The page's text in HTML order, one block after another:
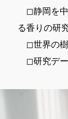
◻︎静岡を中
る香りの研
◻︎世界の樹
◻︎研究デー